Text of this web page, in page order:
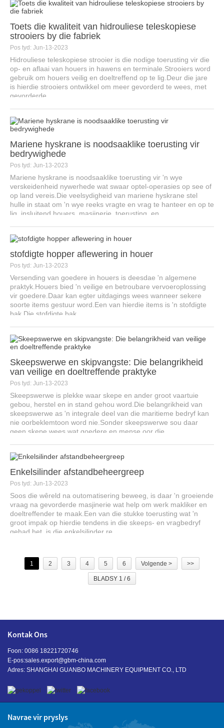
Toets die kwaliteit van hidrouliese teleskopiese
strooiers by die fabriek
Pos tyd: Jun-13-2023
Hidrouliese teleskopiese strooier is die nodige toerusting vir die
op- en aflaai van houers in hawens en terminale.Strooiers word
gebruik om houers veilig en doeltreffend op te lig.Deur die jare
is hierdie strooiers ontwikkel om meer gevorderd te wees, met
gevorderde...
Mariene hyskrane is noodsaaklike toerusting vir
bedrywighede
Pos tyd: Jun-13-2023
Mariene hyskrane is noodsaaklike toerusting vir 'n wye
verskeidenheid nywerhede wat swaar optel-operasies op see of
op land vereis.Die veelsydigheid van mariene hyskrane stel
hulle in staat om 'n wye reeks vragte en vrag te hanteer en op te
lig, insluitend houers, masjinerie, toerusting, en ...
stofdigte hopper aflewering in houer
Pos tyd: Jun-13-2023
Versending van goedere in houers is deesdae 'n algemene
praktyk.Houers bied 'n veilige en betroubare vervoeroplossing
vir goedere.Daar kan egter uitdagings wees wanneer sekere
soorte items gestuur word.Een van hierdie items is 'n stofdigte
bak.Die stofdigte bak...
Skeepswerwe en skipvangste: Die belangrikheid
van veilige en doeltreffende praktyke
Pos tyd: Jun-13-2023
Skeepswerwe is plekke waar skepe en ander groot vaartuie
gebou, herstel en in stand gehou word.Die belangrikheid van
skeepswerwe as 'n integrale deel van die maritieme bedryf kan
nie oorbeklemtoon word nie.Sonder skeepswerwe sou daar
geen skepe wees wat goedere en mense oor die ...
Enkelsilinder afstandbeheergreep
Pos tyd: Jun-13-2023
Soos die wêreld na outomatisering beweeg, is daar 'n groeiende
vraag na gevorderde masjinerie wat help om werk makliker en
doeltreffender te maak.Een van die stukke toerusting wat 'n
groot impak op hierdie tendens in die skeeps- en vragbedryf
gehad het, is die enkelsilinder re...
1 2 3 4 5 6 Volgende > >>
BLADSY 1 / 6
Kontak Ons
Foon: 0086 18221720746
E-pos:sales.export@gbm-china.com
Adres: SHANGHAI GUANBO MACHINERY EQUIPMENT CO., LTD
Navrae vir pryslys